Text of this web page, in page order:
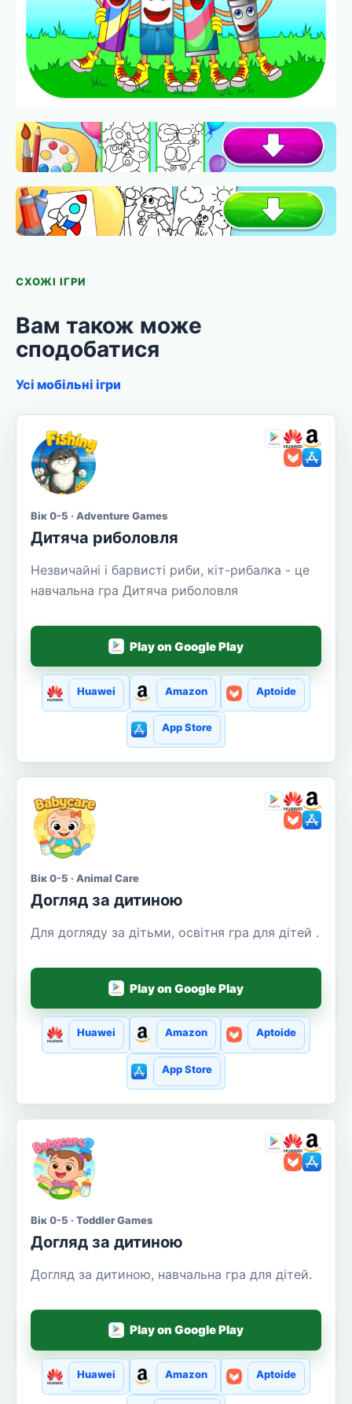
СХОЖІ ІГРИ
Вам також може
сподобатися
Усі мобільні ігри
Вік 0-5 · Adventure Games
Дитяча риболовля
Незвичайні і барвисті риби, кіт-рибалка - це
навчальна гра Дитяча риболовля
Play on Google Play
Huawei Amazon Aptoide
App Store
Вік 0-5 · Animal Care
Догляд за дитиною
Для догляду за дітьми, освітня гра для дітей .
Play on Google Play
Huawei Amazon Aptoide
App Store
Вік 0-5 · Toddler Games
Догляд за дитиною
Догляд за дитиною, навчальна гра для дітей.
Play on Google Play
Huawei Amazon Aptoide